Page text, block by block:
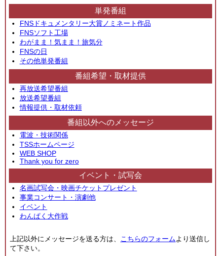
単発番組
FNSドキュメンタリー大賞ノミネート作品
FNSソフト工場
わがまま！気まま！旅気分
FNSの日
その他単発番組
番組希望・取材提供
再放送希望番組
放送希望番組
情報提供・取材依頼
番組以外へのメッセージ
電波・技術関係
TSSホームページ
WEB SHOP
Thank you for zero
イベント・試写会
名画試写会・映画チケットプレゼント
事業コンサート・演劇他
イベント
わんぱく大作戦
上記以外にメッセージを送る方は、 こちらのフォームより送信し
て下さい。